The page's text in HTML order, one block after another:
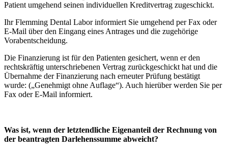
Patient umgehend seinen individuellen Kreditvertrag zugeschickt.
Ihr Flemming Dental Labor informiert Sie umgehend per Fax oder
E-Mail über den Eingang eines Antrages und die zugehörige
Vorabentscheidung.
Die Finanzierung ist für den Patienten gesichert, wenn er den
rechtskräftig unterschriebenen Vertrag zurückgeschickt hat und die
Übernahme der Finanzierung nach erneuter Prüfung bestätigt
wurde: („Genehmigt ohne Auflage“). Auch hierüber werden Sie per
Fax oder E-Mail informiert.
Was ist, wenn der letztendliche Eigenanteil der Rechnung von
der beantragten Darlehenssumme abweicht?